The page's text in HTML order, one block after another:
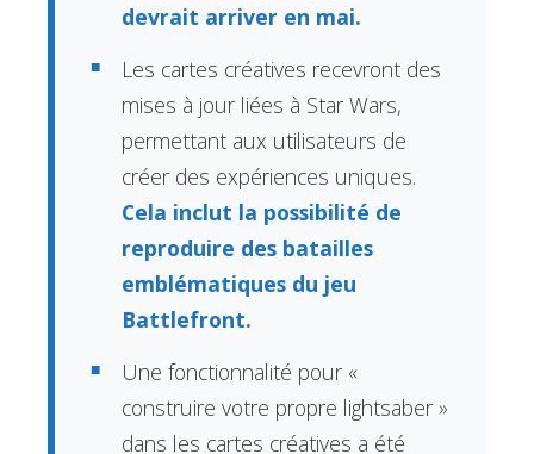
devrait arriver en mai.
Les cartes créatives recevront des
mises à jour liées à Star Wars,
permettant aux utilisateurs de
créer des expériences uniques.
Cela inclut la possibilité de
reproduire des batailles
emblématiques du jeu
Battlefront.
Une fonctionnalité pour «
construire votre propre lightsaber »
dans les cartes créatives a été